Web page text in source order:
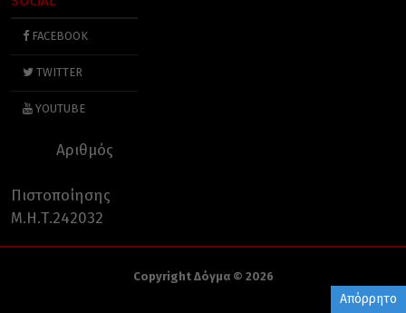
FACEBOOK
TWITTER
YOUTUBE
Αριθμός
Πιστοποίησης
Μ.Η.Τ.242032
Copyright Δόγμα © 2026
Απόρρητο